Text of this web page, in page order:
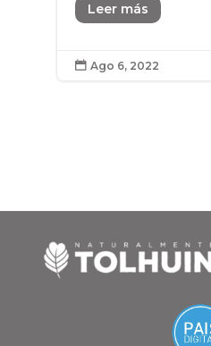
Leer más
 Ago 6, 2022